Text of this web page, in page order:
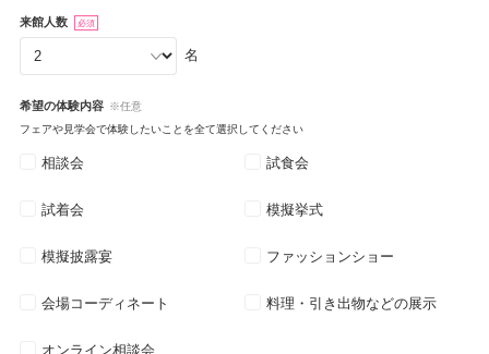
来館人数 必須
名
希望の体験内容 ※任意
フェアや見学会で体験したいことを全て選択してください
相談会 試食会
試着会 模擬挙式
模擬披露宴 ファッションショー
会場コーディネート 料理・引き出物などの展示
オンライン相談会